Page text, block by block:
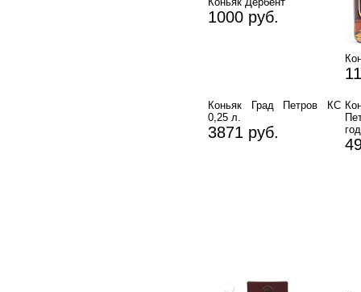
1000 руб.
Коньяк Град Петров КС
0,25 л.
3871 руб.